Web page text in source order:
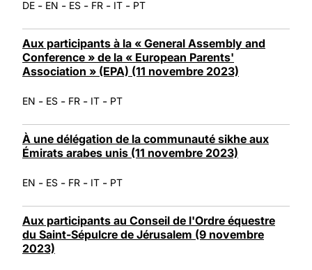
DE - EN - ES - FR - IT - PT
Aux participants à la « General Assembly and
Conference » de la « European Parents'
Association » (EPA) (11 novembre 2023)
EN - ES - FR - IT - PT
À une délégation de la communauté sikhe aux
Émirats arabes unis (11 novembre 2023)
EN - ES - FR - IT - PT
Aux participants au Conseil de l'Ordre équestre
du Saint-Sépulcre de Jérusalem (9 novembre
2023)